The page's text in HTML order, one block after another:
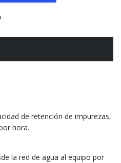
de retención de impurezas,
hora.
la red de agua al equipo por